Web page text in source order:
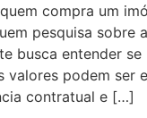
compra um
pesquisa sobre
busca entender se
valores podem ser
contratual e […]